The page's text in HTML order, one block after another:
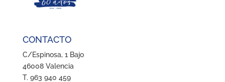
CONTACTO
C/Espinosa, 1 Bajo
46008 Valencia
T. 963 940 459